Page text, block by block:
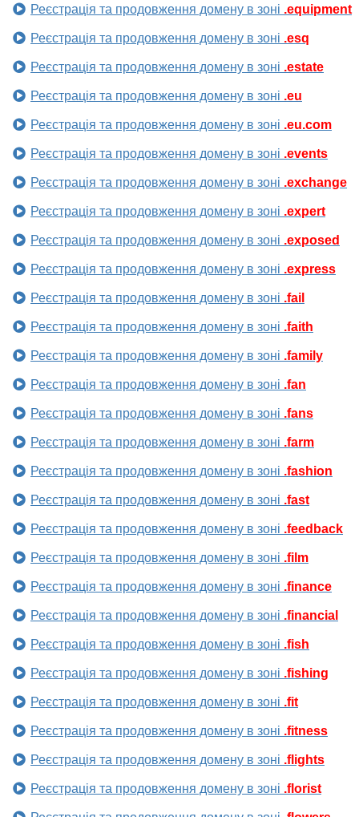
Реєстрація та продовження домену в зоні .equipment
Реєстрація та продовження домену в зоні .esq
Реєстрація та продовження домену в зоні .estate
Реєстрація та продовження домену в зоні .eu
Реєстрація та продовження домену в зоні .eu.com
Реєстрація та продовження домену в зоні .events
Реєстрація та продовження домену в зоні .exchange
Реєстрація та продовження домену в зоні .expert
Реєстрація та продовження домену в зоні .exposed
Реєстрація та продовження домену в зоні .express
Реєстрація та продовження домену в зоні .fail
Реєстрація та продовження домену в зоні .faith
Реєстрація та продовження домену в зоні .family
Реєстрація та продовження домену в зоні .fan
Реєстрація та продовження домену в зоні .fans
Реєстрація та продовження домену в зоні .farm
Реєстрація та продовження домену в зоні .fashion
Реєстрація та продовження домену в зоні .fast
Реєстрація та продовження домену в зоні .feedback
Реєстрація та продовження домену в зоні .film
Реєстрація та продовження домену в зоні .finance
Реєстрація та продовження домену в зоні .financial
Реєстрація та продовження домену в зоні .fish
Реєстрація та продовження домену в зоні .fishing
Реєстрація та продовження домену в зоні .fit
Реєстрація та продовження домену в зоні .fitness
Реєстрація та продовження домену в зоні .flights
Реєстрація та продовження домену в зоні .florist